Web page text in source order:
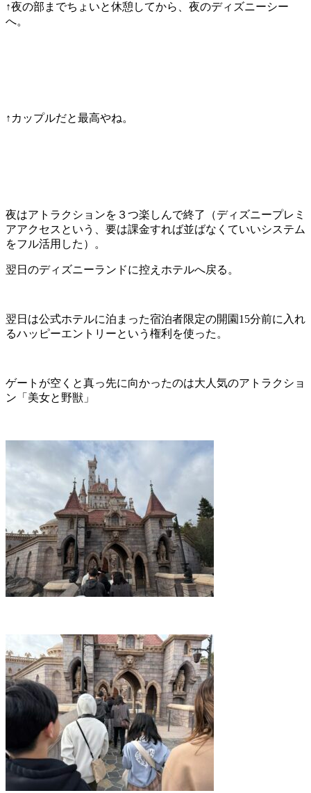
↑夜の部までちょいと休憩してから、夜のディズニーシー
へ。
↑カップルだと最高やね。
夜はアトラクションを３つ楽しんで終了（ディズニープレミ
アアクセスという、要は課金すれば並ばなくていいシステム
をフル活用した）。
翌日のディズニーランドに控えホテルへ戻る。
翌日は公式ホテルに泊まった宿泊者限定の開園15分前に入れ
るハッピーエントリーという権利を使った。
ゲートが空くと真っ先に向かったのは大人気のアトラクショ
ン「美女と野獣」